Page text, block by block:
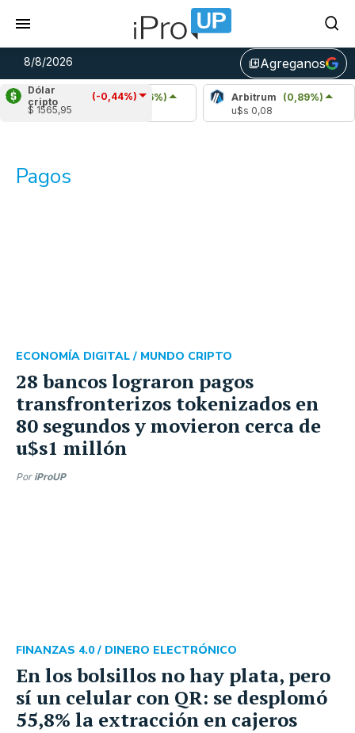
8/8/2026 library_addAgreganos
Dólar
cripto
(-0,44%)
$ 1565,95
Chainlink
(0,96%)
u$s 8,25
Arbitrum (0,89%)
Pagos
28 bancos lograron pagos
transfronterizos tokenizados en
80 segundos y movieron cerca de
u$s1 millón
ECONOMÍA DIGITAL / MUNDO CRIPTO
Por iProUP
En los bolsillos no hay plata, pero
sí un celular con QR: se desplomó
55,8% la extracción en cajeros
FINANZAS 4.0 / DINERO ELECTRÓNICO